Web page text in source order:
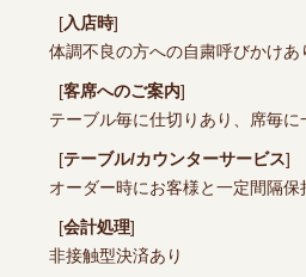
[入店時]
体調不良の方への自粛呼びかけあ
[客席へのご案内]
テーブル毎に仕切りあり
席毎に
[テーブル/カウンターサービス]
オーダー時にお客様と一定間隔保
[会計処理]
非接触型決済あり